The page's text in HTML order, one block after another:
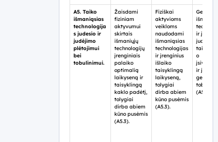
A5. Taiko
išmaniąsias
technologija
s judesio ir
judėjimo
plėtojimui
bei
tobulinimui.
Žaisdami
fiziniam
aktyvumui
skirtais
išmaniųjų
technologijų
įrenginiais
palaiko
optimalią
laikyseną ir
taisyklingą
kaklo padėtį,
tolygiai
dirba abiem
kūno pusėmis
(A5.3).
Fiziškai
aktyvioms
veikloms
naudodami
išmaniąsias
technologijas
ir įrenginius
išlaiko
taisyklingą
laikyseną,
tolygiai
dirba abiem
kūno pusėmis
(A5.3).
Geba
ir
judesio
o
ir
(A5.3).